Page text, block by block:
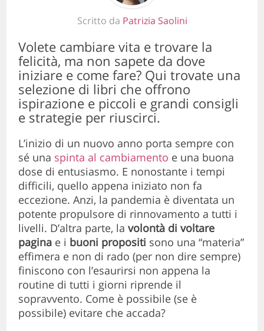
Scritto da Patrizia Saolini
Volete cambiare vita e trovare la
felicità, ma non sapete da dove
iniziare e come fare? Qui trovate una
selezione di libri che offrono
ispirazione e piccoli e grandi consigli
e strategie per riuscirci.
L’inizio di un nuovo anno porta sempre con
sé una spinta al cambiamento e una buona
dose di entusiasmo. E nonostante i tempi
difficili, quello appena iniziato non fa
eccezione. Anzi, la pandemia è diventata un
potente propulsore di rinnovamento a tutti i
livelli. D’altra parte, lavolontà di voltare
pagina e i buoni propositi sono una “materia”
effimera e non di rado (per non dire sempre)
finiscono con l’esaurirsi non appena la
routine di tutti i giorni riprende il
sopravvento. Come è possibile (se è
possibile) evitare che accada?